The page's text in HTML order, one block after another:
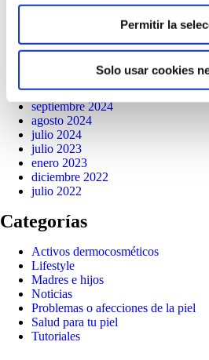
Permitir la
Solo usar cookies
mayo 2025
febrero 2025
diciembre 2024
octubre 2024
septiembre 2024
agosto 2024
julio 2024
julio 2023
enero 2023
diciembre 2022
julio 2022
Categorías
Activos dermocosméticos
Lifestyle
Madres e hijos
Noticias
Problemas o afecciones de la piel
Salud para tu piel
Tutoriales